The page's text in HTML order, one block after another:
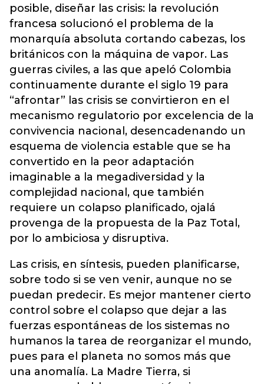
posible, diseñar las crisis: la revolución
francesa solucionó el problema de la
monarquía absoluta cortando cabezas, los
británicos con la máquina de vapor. Las
guerras civiles, a las que apeló Colombia
continuamente durante el siglo 19 para
“afrontar” las crisis se convirtieron en el
mecanismo regulatorio por excelencia de la
convivencia nacional, desencadenando un
esquema de violencia estable que se ha
convertido en la peor adaptación
imaginable a la megadiversidad y la
complejidad nacional, que también
requiere un colapso planificado, ojalá
provenga de la propuesta de la Paz Total,
por lo ambiciosa y disruptiva.
Las crisis, en síntesis, pueden planificarse,
sobre todo si se ven venir, aunque no se
puedan predecir. Es mejor mantener cierto
control sobre el colapso que dejar a las
fuerzas espontáneas de los sistemas no
humanos la tarea de reorganizar el mundo,
pues para el planeta no somos más que
una anomalía. La Madre Tierra, si